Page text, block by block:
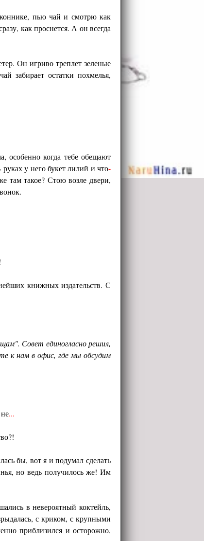
пью чай и смотрю как
как проснется. А он всегда
Он игриво треплет зеленые
забирает остатки похмелья,
особенно когда тебе обещают
у него букет лилий и что-
там такое? Стою возле двери,
книжных издательств. С
Совет единогласно решил,
к нам в офис, где мы обсудим
...
бы, вот я и подумал сделать
но ведь получилось же! Им
в невероятный коктейль,
с криком, с крупными
приблизился и осторожно,